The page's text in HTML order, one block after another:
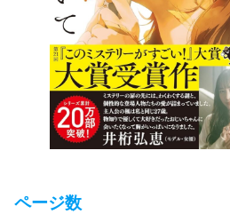
ページ数